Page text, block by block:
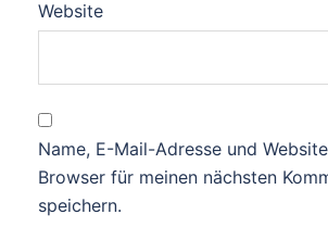
Website
Name, E-Mail-Adresse und
Browser für meinen nächsten
speichern.